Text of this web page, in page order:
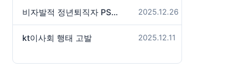
비자발적 정년퇴직자 PS성과급 미지급은 임금체불 아닌가? 2025.12.26
kt이사회 행태 고발 2025.12.11